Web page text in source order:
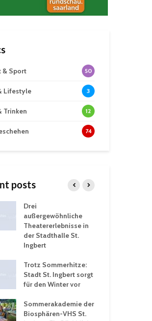
& Sport 50
Lifestyle 3
Trinken 12
74
posts
Drei
außergewöhnliche
Theatererlebnisse in
der Stadthalle St.
Ingbert
Trotz Sommerhitze:
Stadt St. Ingbert sorgt
für den Winter vor
Sommerakademie der
Biosphären-VHS St.